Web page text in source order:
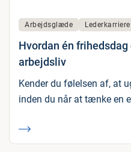
Arbejdsglæde Lederkarriere
Hvordan én
arbejdsliv
Kender du følelsen af, at
inden du når at tænke en